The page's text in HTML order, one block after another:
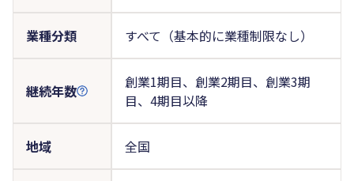
業種分類 すべて（基本的に業種制限なし）
継続年数
創業1期目、創業2期目、創業3期
目、4期目以降
地域 全国